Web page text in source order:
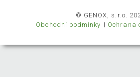
© GENOX, s.r.o.
Obchodní podmínky
Ochrana